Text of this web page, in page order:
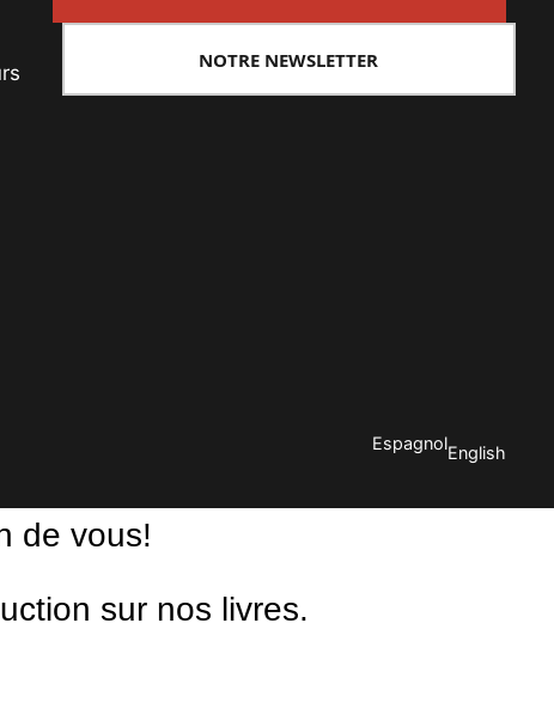
NOTRE NEWSLETTER
EspagnolEnglish
de vous!
sur nos livres.